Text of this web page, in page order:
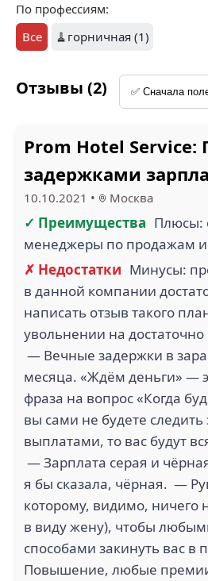
По профессиям:
Все
🧹 горничная (1)
Отзывы (2)
Prom Hotel
задержками
10.10.2021 • Москва
✓ Преимущества Плюсы:
менеджеры по продажам и
✗ Недостатки Минусы:
в данной компании
написать отзыв такого
увольнении на
— Вечные задержки в
месяца. «Ждём деньги» —
фраза на вопрос «Когда
вы сами не будете следить
выплатами, то вас будут
— Зарплата серая и
я бы сказала, чёрная. —
которому, видимо,
в виду жену), чтобы
способами закинуть вас в
Повышение, любые